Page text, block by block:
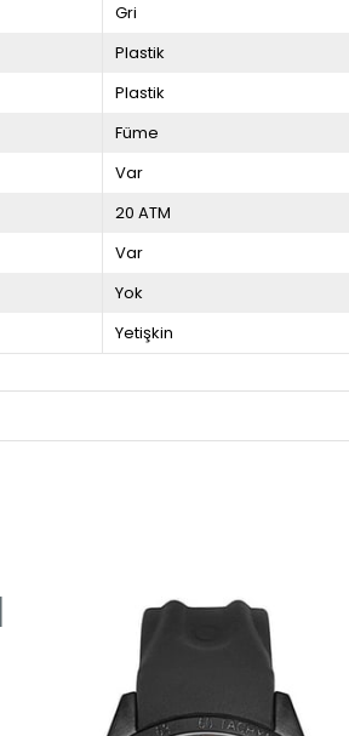
Gri
Plastik
Plastik
Füme
Var
20 ATM
Var
Yok
Yetişkin